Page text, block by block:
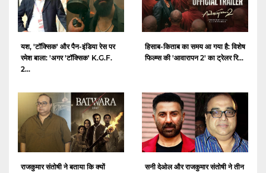
यश, 'टॉक्सिक' और पैन-इंडिया रेस पर
रमेश बाला: 'अगर 'टॉक्सिक' K.G.F.
2...
हिसाब-किताब का समय आ गया है: विशेष
फिल्म्स की 'आवारापन 2' का ट्रेलर रि...
राजकुमार संतोषी ने बताया कि क्यों
सनी देओल और राजकुमार संतोषी ने तीन